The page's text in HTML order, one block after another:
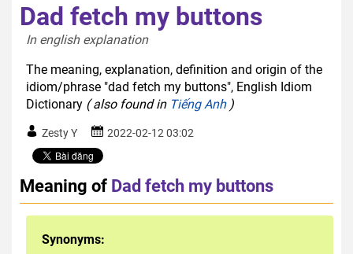
Dad fetch my buttons
In english explanation
The meaning, explanation, definition and origin of the
idiom/phrase "dad fetch my buttons", English Idiom
Dictionary ( also found in Tiếng Anh)
Zesty Y 2022-02-12 03:02
Meaning of Dad fetch my buttons
Synonyms: